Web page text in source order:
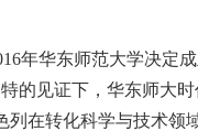
年华东师范大学决定
的见证下，华东师大
在转化科学与技术